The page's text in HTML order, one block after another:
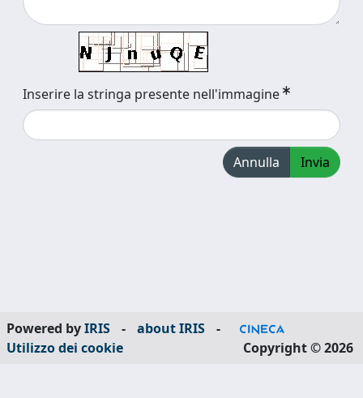
Inserire la stringa presente nell'immagine
Annulla Invia
Powered byIRIS - about IRIS
-
Utilizzo dei cookie
Copyright © 2026